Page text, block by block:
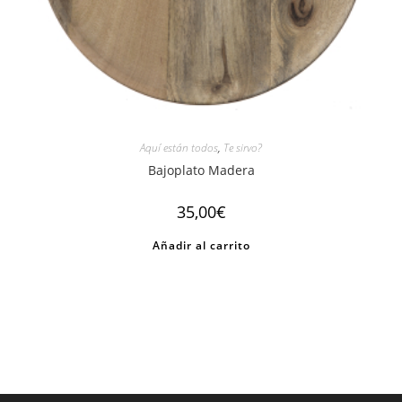
Aquí están todos, Te sirvo?
Bajoplato Madera
35,00€
Añadir al carrito